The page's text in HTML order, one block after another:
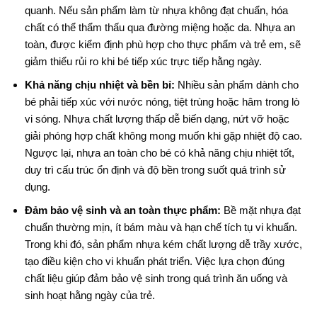
quanh. Nếu sản phẩm làm từ nhựa không đạt chuẩn, hóa
chất có thể thẩm thấu qua đường miệng hoặc da. Nhựa an
toàn, được kiểm định phù hợp cho thực phẩm và trẻ em, sẽ
giảm thiểu rủi ro khi bé tiếp xúc trực tiếp hằng ngày.
Khả năng chịu nhiệt và bền bỉ: Nhiều sản phẩm dành cho
bé phải tiếp xúc với nước nóng, tiệt trùng hoặc hâm trong lò
vi sóng. Nhựa chất lượng thấp dễ biến dạng, nứt vỡ hoặc
giải phóng hợp chất không mong muốn khi gặp nhiệt độ cao.
Ngược lại, nhựa an toàn cho bé có khả năng chịu nhiệt tốt,
duy trì cấu trúc ổn định và độ bền trong suốt quá trình sử
dụng.
Đảm bảo vệ sinh và an toàn thực phẩm: Bề mặt nhựa đạt
chuẩn thường mịn, ít bám màu và hạn chế tích tụ vi khuẩn.
Trong khi đó, sản phẩm nhựa kém chất lượng dễ trầy xước,
tạo điều kiện cho vi khuẩn phát triển. Việc lựa chọn đúng
chất liệu giúp đảm bảo vệ sinh trong quá trình ăn uống và
sinh hoạt hằng ngày của trẻ.